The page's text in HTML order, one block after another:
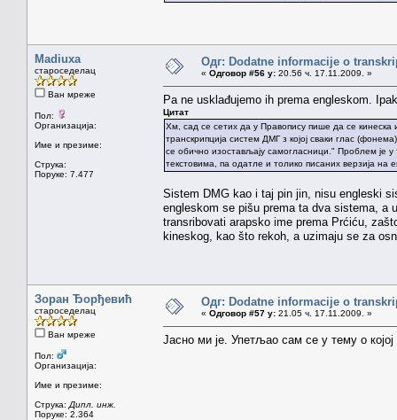
Madiuxa
староседелац
Ван мреже
Пол:
Организација:
Име и презиме:
Струка:
Поруке: 7.477
Одг: Dodatne informacije o
« Одговор #56 у: 20.56 ч. 17.11.2009. »
Pa ne usklađujemo ih prema engleskom.
Цитат
Хм, сад се сетих да у Правопису пише да се
транскрипција систем ДМГ з којој сваки глас
се обично изостављају самогласници." Проблем је
текстовима, па одатле и толико писаних верзија на
Sistem DMG kao i taj pin jin, nisu engleski
engleskom se pišu prema ta dva sistema, a
transribovati arapsko ime prema Prćiću,
kineskog, kao što rekoh, a uzimaju se za
Зоран Ђорђевић
староседелац
Ван мреже
Пол:
Организација:
Име и презиме:
Струка: Дипл. инж.
Поруке: 2.364
Одг: Dodatne informacije o
« Одговор #57 у: 21.05 ч. 17.11.2009. »
Јасно ми је. Упетљао сам се у тему о